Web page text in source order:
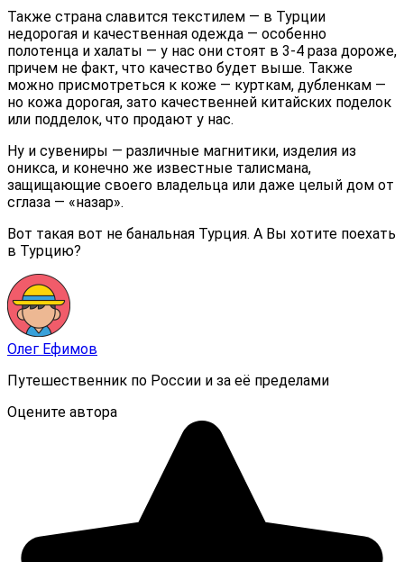
Также страна славится текстилем — в Турции
недорогая и качественная одежда — особенно
полотенца и халаты — у нас они стоят в 3-4 раза дороже,
причем не факт, что качество будет выше. Также
можно присмотреться к коже — курткам, дубленкам —
но кожа дорогая, зато качественней китайских поделок
или подделок, что продают у нас.
Ну и сувениры — различные магнитики, изделия из
оникса, и конечно же известные талисмана,
защищающие своего владельца или даже целый дом от
сглаза — «назар».
Вот такая вот не банальная Турция. А Вы хотите поехать
в Турцию?
Олег Ефимов
Путешественник по России и за её пределами
Оцените автора